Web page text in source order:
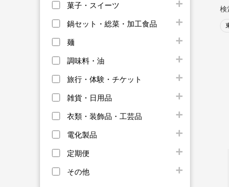
菓子・スイーツ
鍋セット・総菜・加工食品
麺
調味料・油
旅行・体験・チケット
雑貨・日用品
衣類・装飾品・工芸品
電化製品
定期便
その他
検